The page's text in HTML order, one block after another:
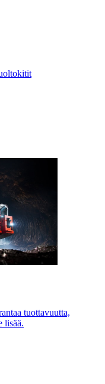
tuottavuutta,
lisää.